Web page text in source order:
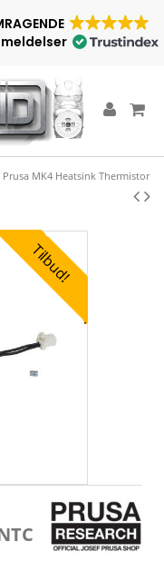
MK4 Heatsink Thermistor
Tilbud!